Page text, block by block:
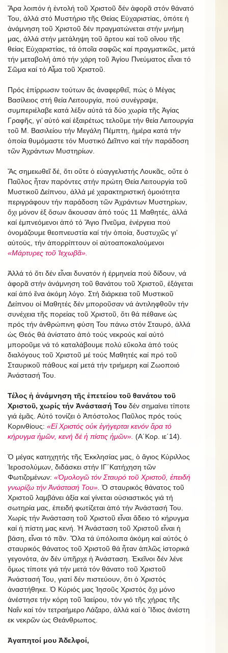
Ἄρα λοιπόν ἡ ἐντολή τοῦ Χριστοῦ δέν ἀφορᾶ στόν θάνατό
Του, ἀλλά στό Μυστήριο τῆς Θείας Εὐχαριστίας, ὁπότε ἡ
ἀνάμνηση τοῦ Χριστοῦ δέν πραγματώνεται στήν μνήμη
μας, ἀλλά στήν μετάληψη τοῦ ἄρτου καί τοῦ οἴνου τῆς
θείας Εὐχαριστίας, τά ὁποῖα σαφῶς καί πραγματικῶς, μετά
τήν μεταβολή ἀπό τήν χάρη τοῦ Ἁγίου Πνεύματος εἶναι τό
Σῶμα καί τό Αἷμα τοῦ Χριστοῦ.
Πρός ἐπίρρωσιν τούτων ἄς ἀναφερθεῖ, πώς ὁ Μέγας
Βασίλειος στή θεία Λειτουργία, πού συνέγραψε,
συμπεριέλαβε κατά λέξιν αὐτά τά δύο χωρία τῆς Ἁγίας
Γραφῆς, γι’ αὐτό καί ἐξαιρέτως τελοῦμε τήν θεία Λειτουργία
τοῦ Μ. Βασιλείου τήν Μεγάλη Πέμπτη, ἡμέρα κατά τήν
ὁποία θυμόμαστε τόν Μυστικό Δεῖπνο καί τήν παράδοση
τῶν Ἀχράντων Μυστηρίων.
Ἄς σημειωθεῖ δέ, ὅτι οὔτε ὁ εὐαγγελιστής Λουκᾶς, οὔτε ὁ
Παῦλος ἦταν παρόντες στήν πρώτη Θεία Λειτουργία τοῦ
Μυστικοῦ Δείπνου, ἀλλά μέ χαρακτηριστική ὁμοιότητα
περιγράφουν τήν παράδοση τῶν Ἀχράντων Μυστηρίων,
ὄχι μόνον ἐξ ὅσων ἄκουσαν ἀπό τούς 11 Μαθητές, ἀλλά
καί ἐμπνεόμενοι ἀπό τό Ἅγιο Πνεῦμα, ἐνέργεια πού
ὀνομάζουμε θεοπνευστία καί τήν ὁποία, δυστυχῶς γι’
αὐτούς, τήν ἀπορρίπτουν οἱ αὐτοαποκαλούμενοι
«Μάρτυρες τοῦ Ἰεχωβᾶ».
Ἀλλά τό ὅτι δέν εἶναι δυνατόν ἡ ἑρμηνεία πού δίδουν, νά
ἀφορᾶ στήν ἀνάμνηση τοῦ θανάτου τοῦ Χριστοῦ, ἐξάγεται
καί ἀπό ἕνα ἀκόμη λόγο. Στή διάρκεια τοῦ Μυστικοῦ
Δείπνου οἱ Μαθητές δέν μποροῦσαν νά ἀντιληφθοῦν τήν
συνέχεια τῆς πορείας τοῦ Χριστοῦ, ὅτι θά πέθαινε ὡς
πρός τήν ἀνθρώπινη φύση Του πάνω στόν Σταυρό, ἀλλά
ὡς Θεός θά ἀνίστατο ἀπό τούς νεκρούς καί αὐτό
μποροῦμε νά τό καταλάβουμε πολύ εὔκολα ἀπό τούς
διαλόγους τοῦ Χριστοῦ μέ τούς Μαθητές καί πρό τοῦ
Σταυρικοῦ πάθους καί μετά τήν τριήμερη καί Ζωοποιό
Ἀνάστασή Του.
Τέλος ἡ ἀνάμνηση τῆς ἐπετείου τοῦ θανάτου τοῦ
Χριστοῦ, χωρίς τήν Ἀνάστασή Του δέν σημαίνει τίποτε
γιά ἐμᾶς. Αὐτό τονίζει ὁ Ἀπόστολος Παῦλος πρός τούς
Κορινθίους: «Εἰ Χριστός οὐκ ἐγήγερται κενόν ἄρα τό
κήρυγμα ἡμῶν, κενή δέ ἡ πίστις ἡμῶν». (Α΄Κορ. ιε΄14).
Ὁ μέγας κατηχητής τῆς Ἐκκλησίας μας, ὁ ἅγιος Κύριλλος
Ἱεροσολύμων, διδάσκει στήν ΙΓ΄Κατήχηση τῶν
Φωτιζομένων: «Ὁμολογῶ τόν Σταυρό τοῦ Χριστοῦ, ἐπειδή
γνωρίζω τήν Ἀνάστασή Του». Ὁ σταυρικός θάνατος τοῦ
Χριστοῦ λαμβάνει ἀξία καί γίνεται οὐσιαστικός γιά τή
σωτηρία μας, ἐπειδή φωτίζεται ἀπό τήν Ἀνάστασή Του.
Χωρίς τήν Ἀνάσταση τοῦ Χριστοῦ εἶναι ἄδειο τό κήρυγμα
καί ἡ πίστη μας κενή. Ἡ Ἀνάσταση τοῦ Χριστοῦ εἶναι ἡ
βάση, εἶναι τό πᾶν. Ὅλα τά ὑπόλοιπα ἀκόμη καί αὐτός ὁ
σταυρικός θάνατος τοῦ Χριστοῦ θά ἦταν ἁπλῶς ἱστορικά
γεγονότα, ἀν δέν ὑπῆρχε ἡ Ἀνάσταση. Ἐκεῖνοι δέν λένε
ὅμως τίποτε γιά τήν μετά τόν θάνατο τοῦ Χριστοῦ
Ἀνάστασή Του, γιατί δέν πιστεύουν, ὅτι ὁ Χριστός
ἀναστήθηκε. Ὁ Κύριός μας Ἰησοῦς Χριστός ὄχι μόνο
ἀνέστησε τήν κόρη τοῦ Ἰαείρου, τόν γιό τῆς χήρας τῆς
Ναΐν καί τόν τετραήμερο Λάζαρο, ἀλλά καί ὁ Ἴδιος ἀνέστη
εκ νεκρῶν ὡς Θεάνθρωπος.
Ἀγαπητοί μου Ἀδελφοί,